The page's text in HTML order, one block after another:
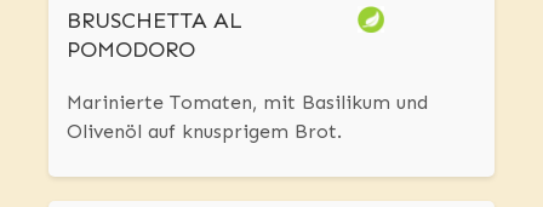
BRUSCHETTA AL
POMODORO
Marinierte Tomaten, mit Basilikum und
Olivenöl auf knusprigem Brot.